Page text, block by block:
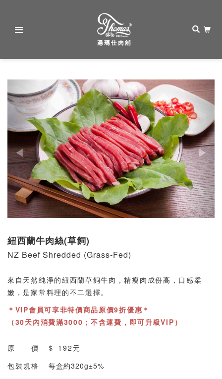
瑪
仕
舖
Previous Next
紐西蘭牛肉絲(草飼)
NZ Beef Shredded (Grass-Fed)
來自天然純淨的紐西蘭草飼牛肉，精瘦肉成份高，口感柔
嫩，是家常料理的不二選擇。
＊VIP會員可享非特價商品原價9折優惠＊
（30天內消費滿3000；不含運費，即可升級VIP）
原 價 ＄ 192元
包裝規格
每盒約320g±5%